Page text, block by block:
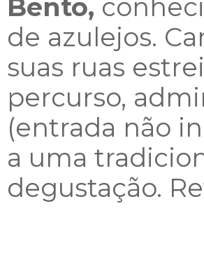
Bento,
de azulejos.
suas ruas
percurso,
(entrada não
a uma
degustação.